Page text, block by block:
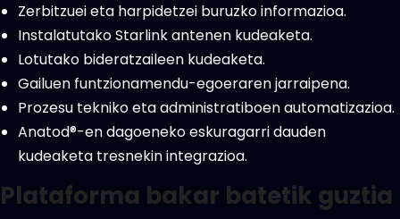
Zerbitzuei eta harpidetzei buruzko informazioa.
Instalatutako Starlink antenen kudeaketa.
Lotutako bideratzaileen kudeaketa.
Gailuen funtzionamendu-egoeraren jarraipena.
Prozesu tekniko eta administratiboen automatizazioa.
Anatod®-en dagoeneko eskuragarri dauden
kudeaketa tresnekin integrazioa.
Plataforma bakar batetik guztia